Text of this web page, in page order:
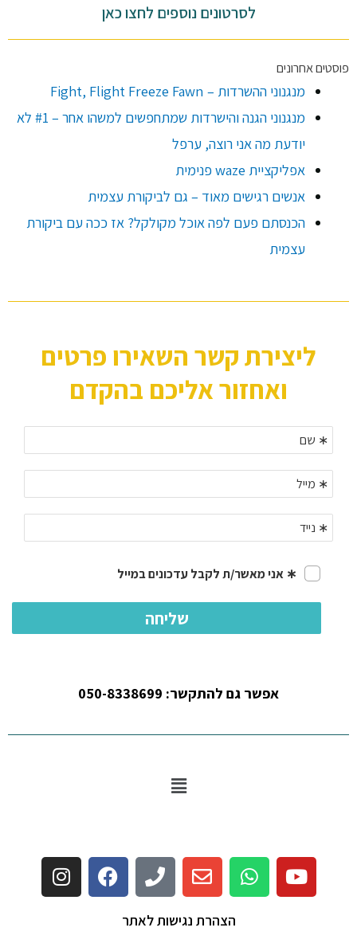
לסרטונים נוספים לחצו כאן
פוסטים אחרונים
מנגנוני ההשרדות – Fight, Flight Freeze Fawn
מנגנוני הגנה והישרדות שמתחפשים למשהו אחר – #1 לא
יודעת מה אני רוצה, ערפל
אפליקציית waze פנימית
אנשים רגישים מאוד – גם לביקורת עצמית
הכנסתם פעם לפה אוכל מקולקל? אז ככה עם ביקורת
עצמית
אפשר גם להתקשר: 050-8338699
הצהרת נגישות לאתר